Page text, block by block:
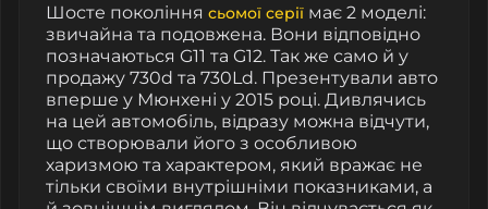
Шосте покоління сьомої серії має 2 моделі:
звичайна та подовжена. Вони відповідно
позначаються G11 та G12. Так же само й у
продажу 730d та 730Ld. Презентували авто
вперше у Мюнхені у 2015 році. Дивлячись
на цей автомобіль, відразу можна відчути,
що створювали його з особливою
харизмою та характером, який вражає не
тільки своїми внутрішніми показниками, а